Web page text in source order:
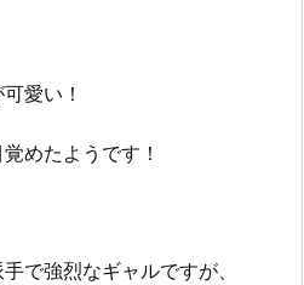
愛い！
めたようです！
で強烈なギャルですが、